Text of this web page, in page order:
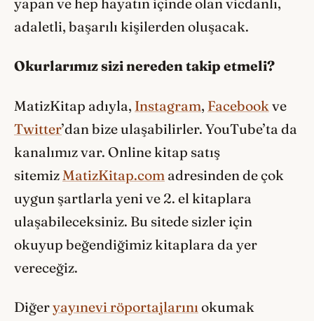
adaletli, başarılı kişilerden oluşacak.
Okurlarımız sizi nereden takip etmeli?
MatizKitap adıyla, Instagram, Facebook ve
Twitter’dan bize ulaşabilirler. YouTube’ta da
kanalımız var. Online kitap satış
sitemiz MatizKitap.com adresinden de çok
uygun şartlarla yeni ve 2. el kitaplara
ulaşabileceksiniz. Bu sitede sizler için
okuyup beğendiğimiz kitaplara da yer
vereceğiz.
Diğeryayınevi röportajlarını okumak